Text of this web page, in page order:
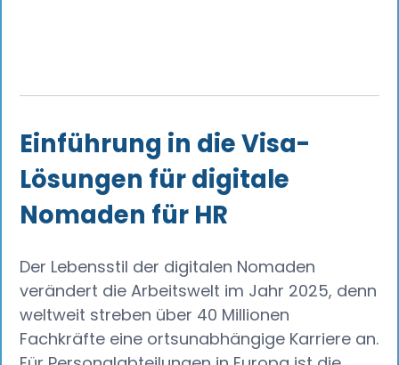
Einführung in die Visa-
Lösungen für digitale
Nomaden für HR
Der Lebensstil der digitalen Nomaden
verändert die Arbeitswelt im Jahr 2025, denn
weltweit streben über 40 Millionen
Fachkräfte eine ortsunabhängige Karriere an.